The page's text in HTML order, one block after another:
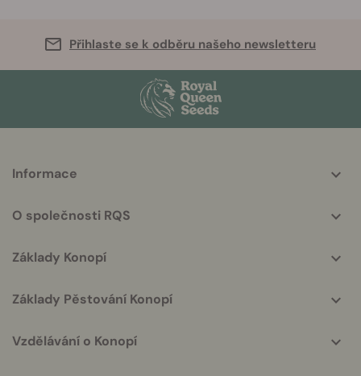
Přihlaste se k odběru našeho newsletteru
helpful
Informace
O společnosti RQS
Základy Konopí
Základy Pěstování Konopí
Vzdělávání o Konopí